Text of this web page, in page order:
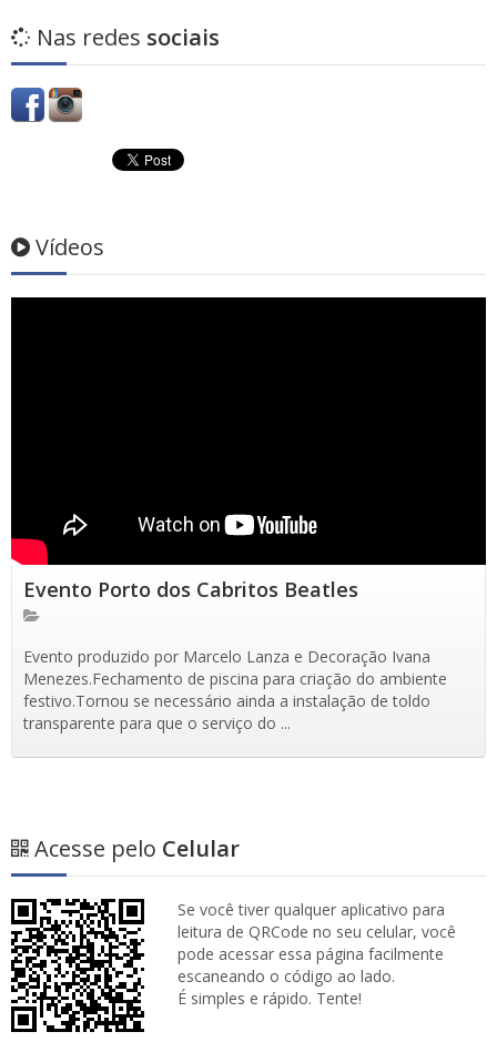
Nas redes sociais
Vídeos
Evento Porto dos Cabritos Beatles
Evento produzido por Marcelo Lanza e Decoração Ivana
Menezes.Fechamento de piscina para criação do ambiente
festivo.Tornou se necessário ainda a instalação de toldo
transparente para que o serviço do ...
Acesse pelo Celular
Se você tiver qualquer aplicativo para
leitura de QRCode no seu celular, você
pode acessar essa página facilmente
escaneando o código ao lado.
É simples e rápido. Tente!